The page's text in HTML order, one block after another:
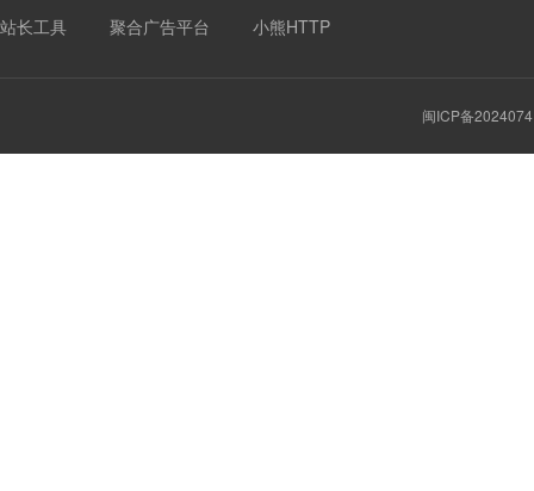
站长工具 聚合广告平台 小熊HTTP
闽ICP备